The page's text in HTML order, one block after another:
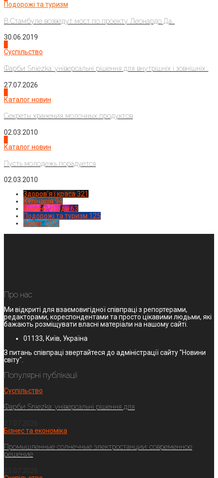
Подорожі та туризм
В Стамбуле возведут мост по проекту Леонардо Да...
30.06.2019
Суспільство
Фарби Sniezka: універсальні рішення для внутрішніх і зовнішніх...
27.07.2026
Каталог новин
Секреты хранения молочных продуктов
02.03.2010
Каталог новин
Пусть молодежь порадуется
02.03.2010
Здоров'я і краса 321
Кулінарія 94
Новинки моди 63
Подорожі та туризм 125
Спорт1224
Про нас
Ми відкриті для взаємовигідної співпраці з репортерами,
редакторами, кореспондентами та просто цікавими людьми, які
бажають розміщувати власні матеріали на нашому сайті.
01133, Київ, Україна
З питань співпраці звертайтеся до адміністрації сайту "Новини
світу".
Популярні публікації
Суспільство
Фарби Sniezka: універсальні рішення для
Бізнес та економіка
Промышленные солнечные электростанции: современное
решение